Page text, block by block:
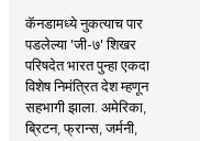
कॅनडामध्ये नुकत्याच पार
पडलेल्या 'जी-७' शिखर
परिषदेत भारत पुन्हा एकदा
विशेष निमंत्रित देश म्हणून
सहभागी झाला. अमेरिका,
ब्रिटन, फ्रान्स, जर्मनी,